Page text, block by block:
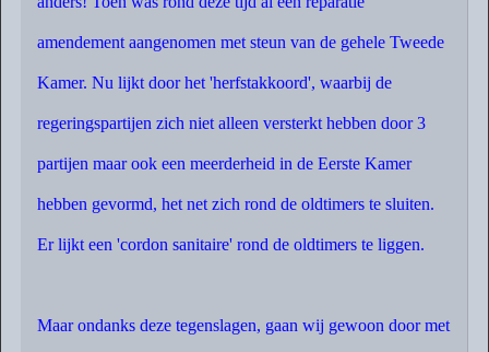
amendement aangenomen met steun van de gehele Tweede
Kamer. Nu lijkt door het 'herfstakkoord', waarbij de
regeringspartijen zich niet alleen versterkt hebben door 3
partijen maar ook een meerderheid in de Eerste Kamer
hebben gevormd, het net zich rond de oldtimers te sluiten.
Er lijkt een 'cordon sanitaire' rond de oldtimers te liggen.
Maar ondanks deze tegenslagen, gaan wij gewoon door met